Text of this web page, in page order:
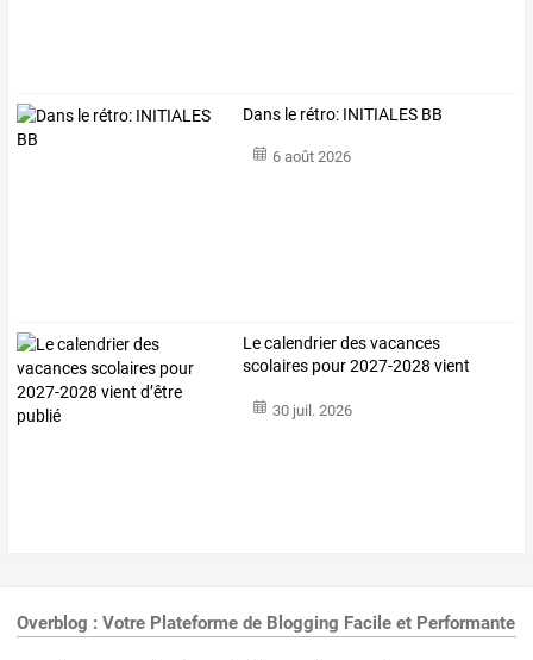
Dans le rétro: INITIALES BB
6 août 2026
Le calendrier des vacances
scolaires pour 2027-2028 vient
30 juil. 2026
Overblog : Votre Plateforme de Blogging Facile et Performante